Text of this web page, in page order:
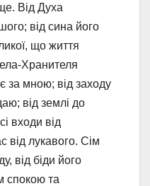
Від Духа
від сина його
що життя
Хранителя
за мною; від заходу
від землі до
входи від
від лукавого. Сім
від біди його
спокою та